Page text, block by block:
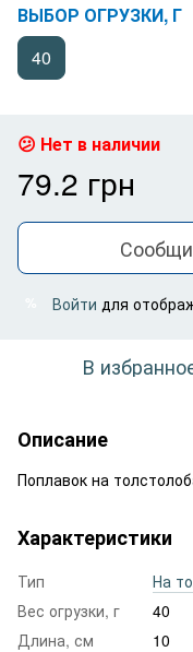
ВЫБОР ОГРУЗКИ, Г
40
Нет в наличии
79.2 грн
Войти для
В
Описание
Поплавок на
Характеристики
Тип
На
Вес огрузки, г
40
Длина, см
10